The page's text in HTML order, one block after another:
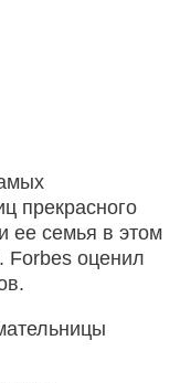
прекрасного
ее семья в этом
Forbes оценил